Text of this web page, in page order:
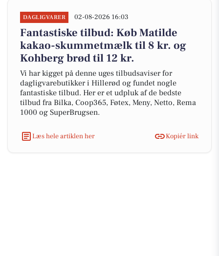
DAGLIGVARER 02-08-2026 16:03
Fantastiske tilbud: Køb Matilde
kakao-skummetmælk til 8 kr. og
Kohberg brød til 12 kr.
Vi har kigget på denne uges tilbudsaviser for
dagligvarebutikker i Hillerød og fundet nogle
fantastiske tilbud. Her er et udpluk af de bedste
tilbud fra Bilka, Coop365, Føtex, Meny, Netto, Rema
1000 og SuperBrugsen.
Læs hele artiklen her Kopiér link